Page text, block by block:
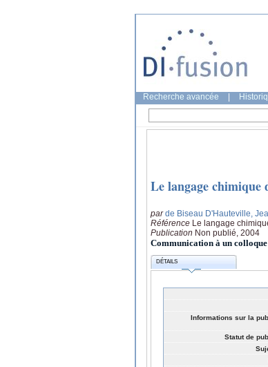
Recherche avancée
Le langage chimique
parde Biseau D'Hauteville,
Référence Le langage
Publication Non publié, 2004
Communication à un colloque
DÉTAILS
Informations sur la
Statut de